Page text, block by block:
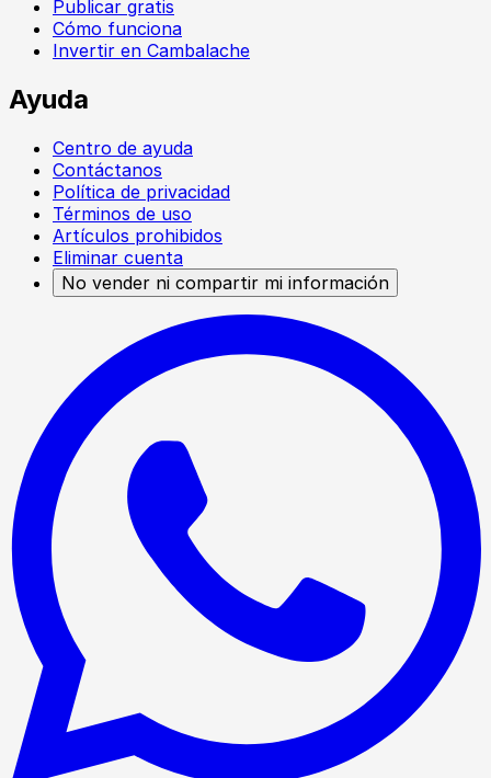
Publicar gratis
Cómo funciona
Invertir en Cambalache
Ayuda
Centro de ayuda
Contáctanos
Política de privacidad
Términos de uso
Artículos prohibidos
Eliminar cuenta
No vender ni compartir mi información